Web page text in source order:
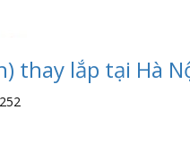
thay lắp tại Hà